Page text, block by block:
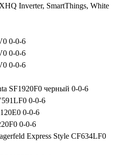
Inverter, SmartThings, White
0-0-6
0-0-6
0-0-6
SF1920F0 черный 0-0-6
0-0-6
0-0-6
0-0-6
Express Style CF634LF0